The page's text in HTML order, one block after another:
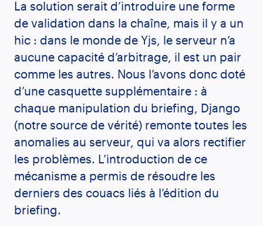
La solution serait d’introduire une forme
de validation dans la chaîne, mais il y a un
hic : dans le monde de Yjs, le serveur n’a
aucune capacité d’arbitrage, il est un pair
comme les autres. Nous l’avons donc doté
d’une casquette supplémentaire : à
chaque manipulation du briefing, Django
(notre source de vérité) remonte toutes les
anomalies au serveur, qui va alors rectifier
les problèmes. L’introduction de ce
mécanisme a permis de résoudre les
derniers des couacs liés à l’édition du
briefing.